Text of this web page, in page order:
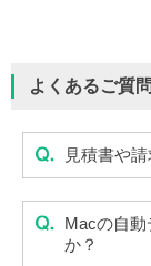
よくあるご質問
見積書や
Macの自
か？